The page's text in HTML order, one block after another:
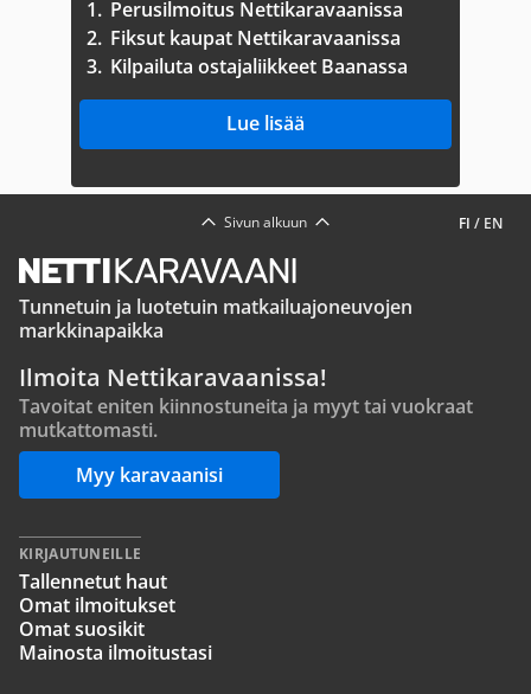
1. Perusilmoitus Nettikaravaanissa
2. Fiksut kaupat Nettikaravaanissa
3. Kilpailuta ostajaliikkeet Baanassa
Lue lisää
FI / EN
Sivun alkuun
Tunnetuin ja luotetuin matkailuajoneuvojen
markkinapaikka
Ilmoita Nettikaravaanissa!
Tavoitat eniten kiinnostuneita ja myyt tai vuokraat
mutkattomasti.
Myy karavaanisi
KIRJAUTUNEILLE
Tallennetut haut
Omat ilmoitukset
Omat suosikit
Mainosta ilmoitustasi